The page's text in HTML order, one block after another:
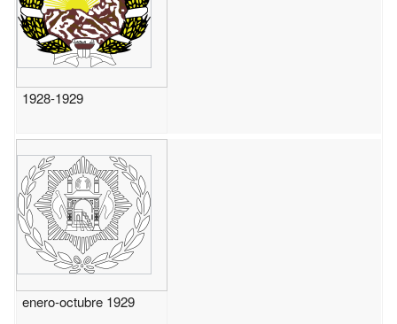
1928-1929
enero-octubre 1929